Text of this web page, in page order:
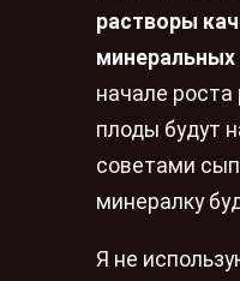
растворы
минеральных
начале роста
плоды будут
советами
минералку
Я не